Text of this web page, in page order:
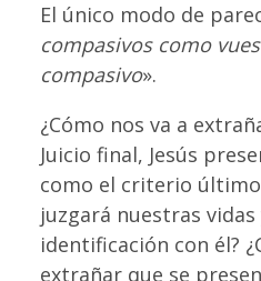
El único modo de
compasivos como
compasivo».
¿Cómo nos va a
Juicio final, Jesús
como el criterio
juzgará nuestras
identificación con él?
extrañar que se